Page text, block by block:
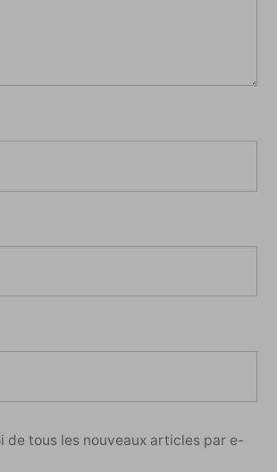
de tous les nouveaux articles par e-